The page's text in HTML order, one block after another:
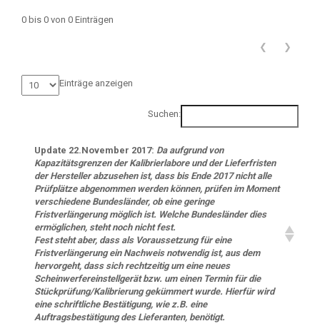
0 bis 0 von 0 Einträgen
❮ ❯
Einträge anzeigen
Suchen:
Update 22.November 2017: Da aufgrund von
Kapazitätsgrenzen der Kalibrierlabore und der Lieferfristen
der Hersteller abzusehen ist, dass bis Ende 2017 nicht alle
Prüfplätze abgenommen werden können, prüfen im Moment
verschiedene Bundesländer, ob eine geringe
Fristverlängerung möglich ist. Welche Bundesländer dies
ermöglichen, steht noch nicht fest.
Fest steht aber, dass als Voraussetzung für eine
Fristverlängerung ein Nachweis notwendig ist, aus dem
hervorgeht, dass sich rechtzeitig um eine neues
Scheinwerfereinstellgerät bzw. um einen Termin für die
Stückprüfung/Kalibrierung gekümmert wurde. Hierfür wird
eine schriftliche Bestätigung, wie z.B. eine
Auftragsbestätigung des Lieferanten, benötigt.